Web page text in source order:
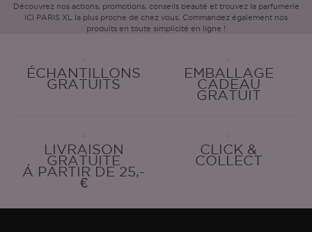
Découvrez nos actions, promotions, conseils beauté et trouvez la parfumerie
ICI PARIS XL la plus proche de chez vous. Commandez également nos
produits en toute simplicité en ligne !
ÉCHANTILLONS
GRATUITS
EMBALLAGE
CADEAU
GRATUIT
LIVRAISON
GRATUITE
Á PARTIR DE 25,-
€
CLICK &
COLLECT